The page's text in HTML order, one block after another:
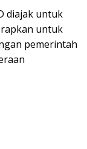
diajak untuk
untuk
pemerintah